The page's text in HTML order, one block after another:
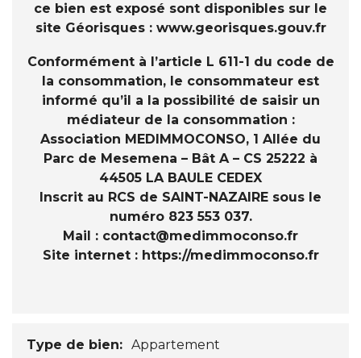
ce bien est exposé sont disponibles sur le
site Géorisques : www.georisques.gouv.fr
Conformément à l’article L 611-1 du code de
la consommation, le consommateur est
informé qu’il a la possibilité de saisir un
médiateur de la consommation :
Association MEDIMMOCONSO, 1 Allée du
Parc de Mesemena – Bât A – CS 25222 à
44505 LA BAULE CEDEX
Inscrit au RCS de SAINT-NAZAIRE sous le
numéro 823 553 037.
Mail : contact@medimmoconso.fr
Site internet : https://medimmoconso.fr
Type de bien: Appartement